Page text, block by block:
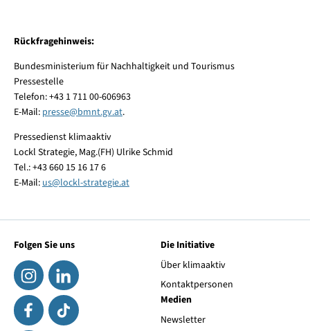
Rückfragehinweis:
Bundesministerium für Nachhaltigkeit und Tourismus
Pressestelle
Telefon: +43 1 711 00-606963
E-Mail: presse@bmnt.gv.at.
Pressedienst klimaaktiv
Lockl Strategie, Mag.(FH) Ulrike Schmid
Tel.: +43 660 15 16 17 6
E-Mail:us@lockl-strategie.at
Folgen Sie uns
Die Initiative
Über klimaaktiv
Kontaktpersonen
Medien
Newsletter